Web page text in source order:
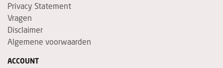
Privacy Statement
Vragen
Disclaimer
Algemene voorwaarden
ACCOUNT